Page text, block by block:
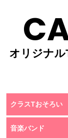
オリジナ
クラスTおそろい
音楽バンド